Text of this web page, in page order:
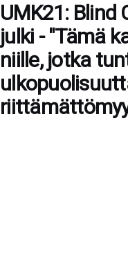
UMK21: Blind
julki - "Tämä
niille, jotka